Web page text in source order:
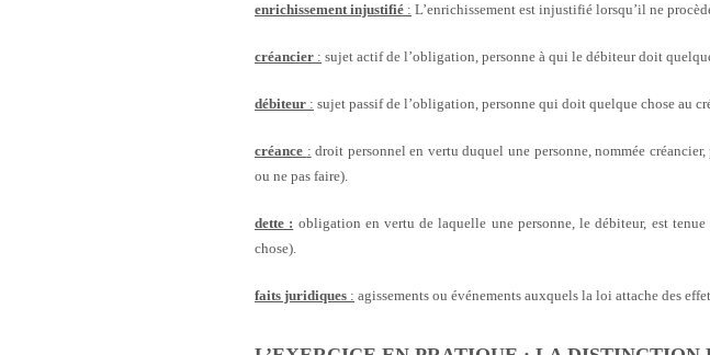
enrichissement injustifié : L’enrichissement est injustifié lorsqu’il ne
créancier : sujet actif de l’obligation, personne à qui le débiteur doit
débiteur : sujet passif de l’obligation, personne qui doit quelque chose au
créance : droit personnel en vertu duquel une personne, nommée
ou ne pas faire).
dette : obligation en vertu de laquelle une personne, le débiteur, est
chose).
faits juridiques : agissements ou événements auxquels la loi attache des